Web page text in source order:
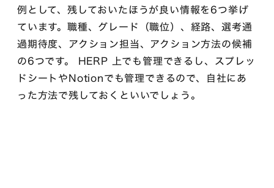
例として、残しておいたほうが良い情報を6つ挙げ
ています。職種、グレード（職位）、経路、選考通
過期待度、アクション担当、アクション方法の候補
の6つです。 HERP 上でも管理できるし、スプレッ
ドシートやNotionでも管理できるので、自社にあ
った方法で残しておくといいでしょう。